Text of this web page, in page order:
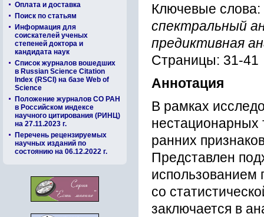
Оплата и доставка
Поиск по статьям
Информация для
соискателей ученых
степеней доктора и
кандидата наук
Список журналов вошедших
в Russian Science Citation
Index (RSCI) на базе Web of
Science
Положение журналов СО РАН
в Российском индексе
научного цитирования (РИНЦ)
на 27.11.2023 г.
Перечень рецензируемых
научных изданий по
состоянию на 06.12.2022 г.
Ключевые слова:
спектральный
предиктивная
Страницы: 31-41
Аннотация
В рамках
нестационарных
ранних
Представлен
использованием
со
заключается в